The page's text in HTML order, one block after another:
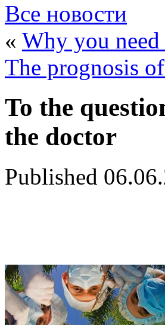
Все новости
« Why you need
The prognosis
To the
the doctor
Published